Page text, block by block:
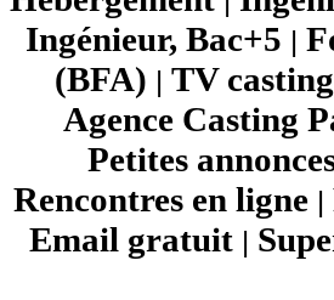
Ingénieur, Bac+5 |
(BFA) | TV casting
Agence Casting
Petites
Rencontres en ligne |
Email gratuit|